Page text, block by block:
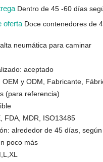
Dentro de 45 -60 días
oferta Doce contenedores de
neumática para caminar
aceptado
OEM y ODM, Fabricante,
(para referencia)
FDA, MDR, ISO13485
alrededor de 45 días,
poco más